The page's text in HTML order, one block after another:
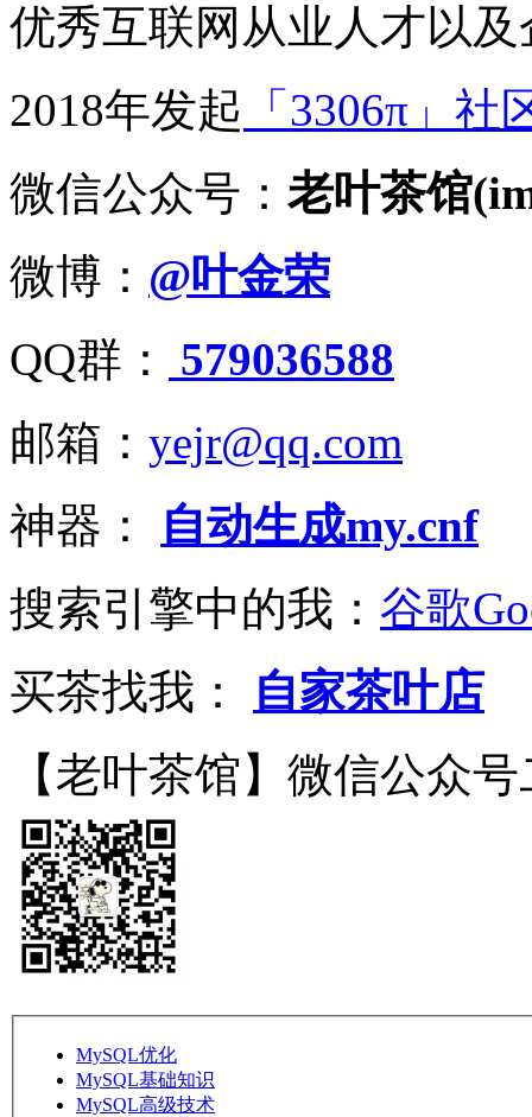
优秀互联网从业人才以
2018年发起 「3306π」社
微信公众号： 老叶茶馆
微博： @叶金荣
QQ群：
579036588
邮箱： yejr@qq.com
神器：
自动生成my.cnf
搜索引擎中的我： 谷歌
买茶找我：
自家茶叶店
【老叶茶馆】微信公众
MySQL优化
MySQL基础知识
MySQL高级技术